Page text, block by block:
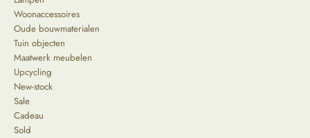
Woonaccessoires
Oude bouwmaterialen
Tuin objecten
Maatwerk meubelen
Upcycling
New-stock
Sale
Cadeau
Sold